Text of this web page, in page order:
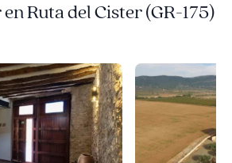
Ruta del Cister (GR-175)